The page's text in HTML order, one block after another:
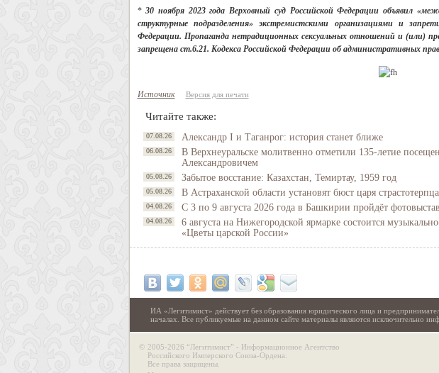
*30 ноября 2023 года Верховный суд Российской Федерации объявил
структурные подразделения» экстремистскими организациями и
Федерации. Пропаганда нетрадиционных сексуальных отношений и (или)
запрещена ст.6.21. Кодекса Российской Федерации об административных
Источник Версия для печати
Читайте также:
07.08.26 Александр I и Таганрог: история станет ближе
06.08.26
В Верхнеуральске молитвенно отметили 135-летие
Александровичем
05.08.26 Забытое восстание: Казахстан, Темиртау, 1959 год
05.08.26 В Астраханской области установят бюст царя
04.08.26 С 3 по 9 августа 2026 года в Башкирии пройдёт
04.08.26
6 августа на Нижегородской ярмарке состоится
«Цветы царской России»
ИА «Легитимист» действует без образования юридического лица и
началах. Все публикуемые на данном сайте материалы являются исключительно
© 2005-2026 “Легитимист” - Информационное Агентство
Российского Имперского Союза-Ордена.
Все права защищены.